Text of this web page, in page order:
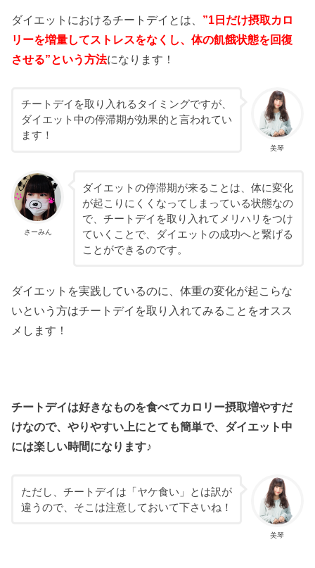
ダイエットにおけるチートデイとは、 ”1日だけ摂取カロ
リーを増量してストレスをなくし、体の飢餓状態を回復
させる”という方法になります！
美琴
チートデイを取り入れるタイミングですが、
ダイエット中の停滞期が効果的と言われてい
ます！
さーみん
ダイエットの停滞期が来ることは、体に変化
が起こりにくくなってしまっている状態なの
で、チートデイを取り入れてメリハリをつけ
ていくことで、ダイエットの成功へと繋げる
ことができるのです。
ダイエットを実践しているのに、体重の変化が起こらな
いという方はチートデイを取り入れてみることをオスス
メします！
チートデイは好きなものを食べてカロリー摂取増やすだ
けなので、やりやすい上にとても簡単で、ダイエット中
には楽しい時間になります♪
美琴
ただし、チートデイは「ヤケ食い」とは訳が
違うので、そこは注意しておいて下さいね！